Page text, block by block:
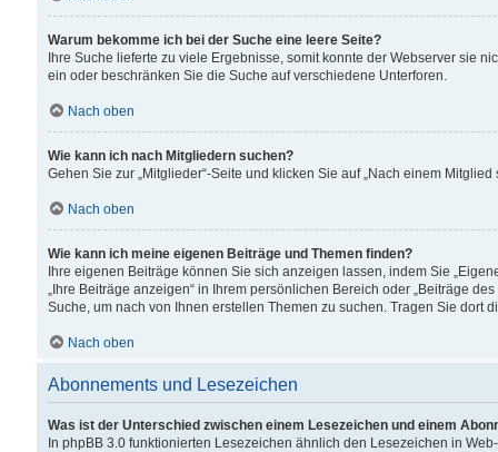
Warum bekomme ich bei der Suche eine leere Seite?
Ihre Suche lieferte zu viele Ergebnisse, somit konnte der Webserver sie
ein oder beschränken Sie die Suche auf verschiedene Unterforen.
Nach oben
Wie kann ich nach Mitgliedern suchen?
Gehen Sie zur „Mitglieder“-Seite und klicken Sie auf „Nach einem Mitglied
Nach oben
Wie kann ich meine eigenen Beiträge und Themen finden?
Ihre eigenen Beiträge können Sie sich anzeigen lassen, indem Sie
„Ihre Beiträge anzeigen“ in Ihrem persönlichen Bereich oder „Beiträge
Suche, um nach von Ihnen erstellen Themen zu suchen. Tragen Sie dort
Nach oben
Abonnements und Lesezeichen
Was ist der Unterschied zwischen einem Lesezeichen und einem
In phpBB 3.0 funktionierten Lesezeichen ähnlich den Lesezeichen in